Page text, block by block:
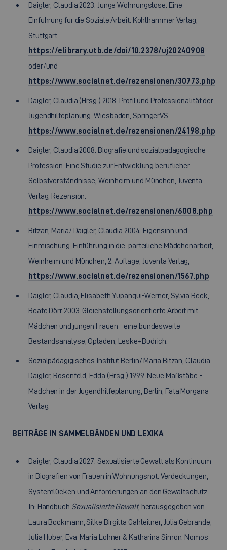
Daigler, Claudia 2023. Junge Wohnungslose. Eine
Einführung für die Soziale Arbeit. Kohlhammer Verlag,
Stuttgart.
https://elibrary.utb.de/doi/10.2378/uj20240908
oder/und
https://www.socialnet.de/rezensionen/30773.php
Daigler, Claudia (Hrsg.) 2018. Profil und Professionalität der
Jugendhilfeplanung. Wiesbaden, SpringerVS.
https://www.socialnet.de/rezensionen/24198.php
Daigler, Claudia 2008. Biografie und sozialpädagogische
Profession. Eine Studie zur Entwicklung beruflicher
Selbstverständnisse, Weinheim und München, Juventa
Verlag, Rezension:
https://www.socialnet.de/rezensionen/6008.php
Bitzan, Maria/ Daigler, Claudia 2004. Eigensinn und
Einmischung. Einführung in die parteiliche Mädchenarbeit,
Weinheim und München, 2. Auflage, Juventa Verlag,
https://www.socialnet.de/rezensionen/1567.php
Daigler, Claudia, Elisabeth Yupanqui-Werner, Sylvia Beck,
Beate Dörr 2003. Gleichstellungsorientierte Arbeit mit
Mädchen und jungen Frauen - eine bundesweite
Bestandsanalyse, Opladen, Leske+Budrich.
Sozialpädagigisches Institut Berlin/ Maria Bitzan, Claudia
Daigler, Rosenfeld, Edda (Hrsg.) 1999. Neue Maßstäbe -
Mädchen in der Jugendhilfeplanung, Berlin, Fata Morgana-
Verlag.
BEITRÄGE IN SAMMELBÄNDEN UND LEXIKA
Daigler, Claudia 2027. Sexualisierte Gewalt als Kontinuum
in Biografien von Frauen in Wohnungsnot. Verdeckungen,
Systemlücken und Anforderungen an den Gewaltschutz.
In: Handbuch Sexualisierte Gewalt, herausgegeben von
Laura Böckmann, Silke Birgitta Gahleitner, Julia Gebrande,
Julia Huber, Eva-Maria Lohner & Katharina Simon. Nomos